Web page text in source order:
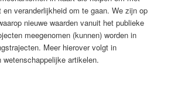
veranderlijkheid om te gaan. We zijn op
nieuwe waarden vanuit het publieke
meegenomen (kunnen) worden in
Meer hierover volgt in
artikelen.